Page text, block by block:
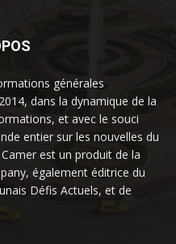
générales
dans la dynamique de la
et avec le souci
entier sur les nouvelles du
est un produit de la
également éditrice du
Défis Actuels, et de